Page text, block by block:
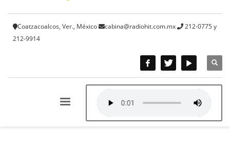
Coatzacoalcos, Ver., México cabina@radiohit.com.mx
212-0775 y
212-9914